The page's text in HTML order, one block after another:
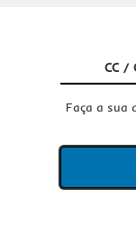
CC /
Faça a sua